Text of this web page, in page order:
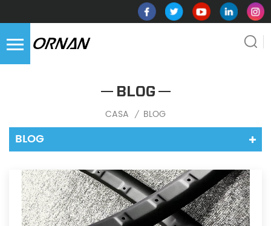
BLOG
CASA / BLOG
BLOG